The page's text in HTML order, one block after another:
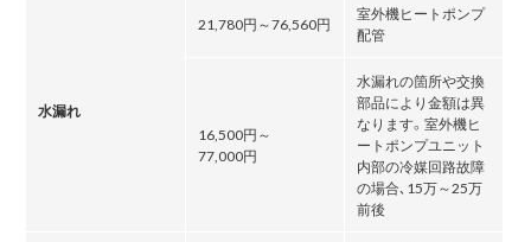
水漏れ
21,780円～76,560円
室外機ヒートポンプ
配管
16,500円～
77,000円
水漏れの箇所や交換
部品により金額は異
なります。室外機ヒ
ートポンプユニット
内部の冷媒回路故障
の場合､15万～25万
前後